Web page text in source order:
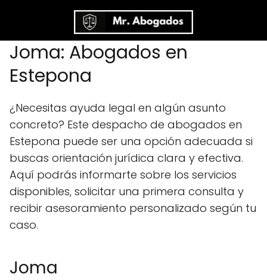
Joma: Abogados en
Estepona
¿Necesitas ayuda legal en algún asunto
concreto? Este despacho de abogados en
Estepona puede ser una opción adecuada si
buscas orientación jurídica clara y efectiva.
Aquí podrás informarte sobre los servicios
disponibles, solicitar una primera consulta y
recibir asesoramiento personalizado según tu
caso.
Joma